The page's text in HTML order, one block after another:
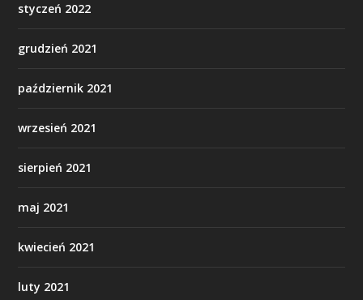
styczeń 2022
grudzień 2021
październik 2021
wrzesień 2021
sierpień 2021
maj 2021
kwiecień 2021
luty 2021